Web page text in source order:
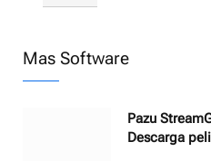
Mas Software
Pazu
Descarga